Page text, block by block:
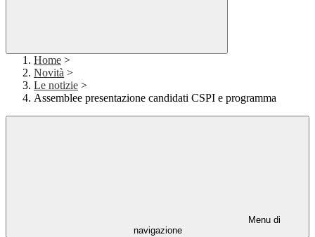
Home >
Novità >
Le notizie >
Assemblee presentazione candidati CSPI e programma
Menu di
navigazione